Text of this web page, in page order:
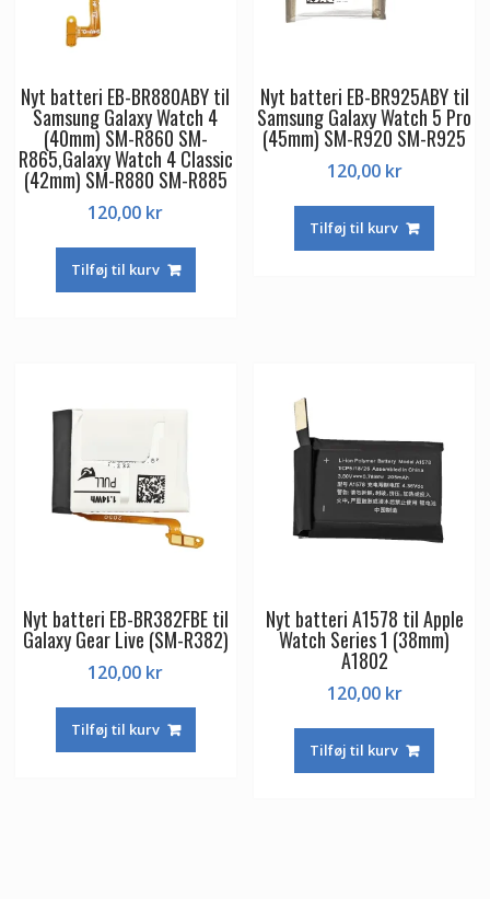
Nyt batteri EB-BR880ABY til
Samsung Galaxy Watch 4
(40mm) SM-R860 SM-
R865,Galaxy Watch 4 Classic
(42mm) SM-R880 SM-R885
120,00 kr
Tilføj til kurv
Nyt batteri EB-BR925ABY til
Samsung Galaxy Watch 5 Pro
(45mm) SM-R920 SM-R925
120,00 kr
Tilføj til kurv
Nyt batteri EB-BR382FBE til
Galaxy Gear Live (SM-R382)
120,00 kr
Tilføj til kurv
Nyt batteri A1578 til Apple
Watch Series 1 (38mm)
A1802
120,00 kr
Tilføj til kurv